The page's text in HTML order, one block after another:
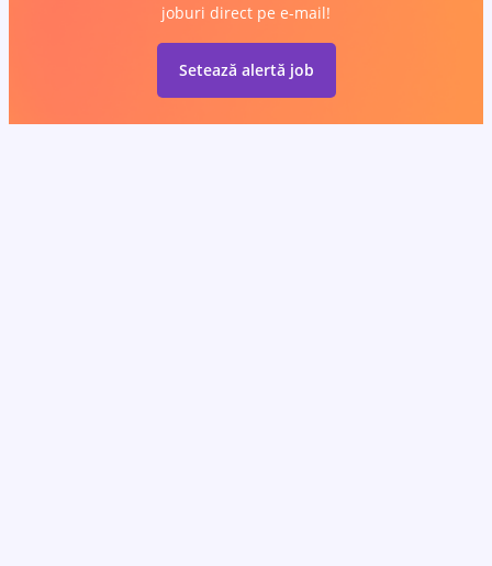
joburi direct pe e-mail!
Setează alertă job